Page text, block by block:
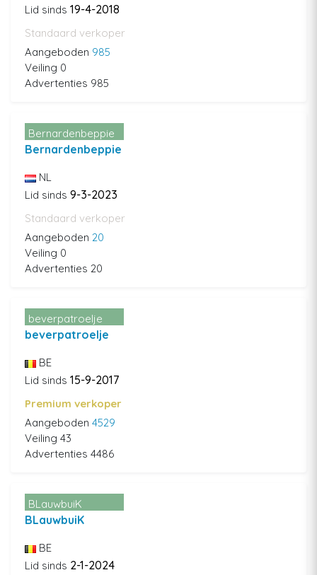
Lid sinds 19-4-2018
Standaard verkoper
Aangeboden 985
Veiling 0
Advertenties 985
Bernardenbeppie
Bernardenbeppie
NL
Lid sinds 9-3-2023
Standaard verkoper
Aangeboden 20
Veiling 0
Advertenties 20
beverpatroelje
beverpatroelje
BE
Lid sinds 15-9-2017
Premium verkoper
Aangeboden 4529
Veiling 43
Advertenties 4486
BLauwbuiK
BLauwbuiK
BE
Lid sinds 2-1-2024